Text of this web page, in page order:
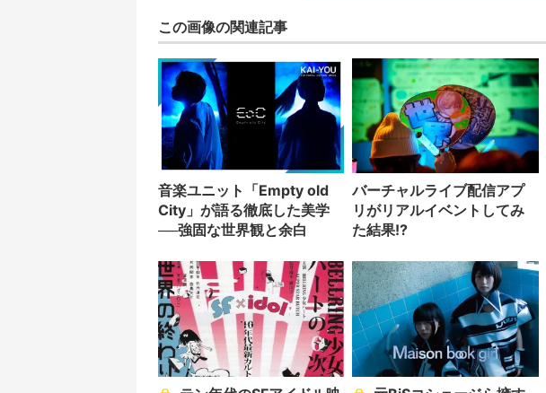
この画像の関連記事
音楽ユニット「Empty old
City」が語る徹底した美学
──強固な世界観と余白
バーチャルライブ配信アプ
リがリアルイベントしてみ
た結果!?